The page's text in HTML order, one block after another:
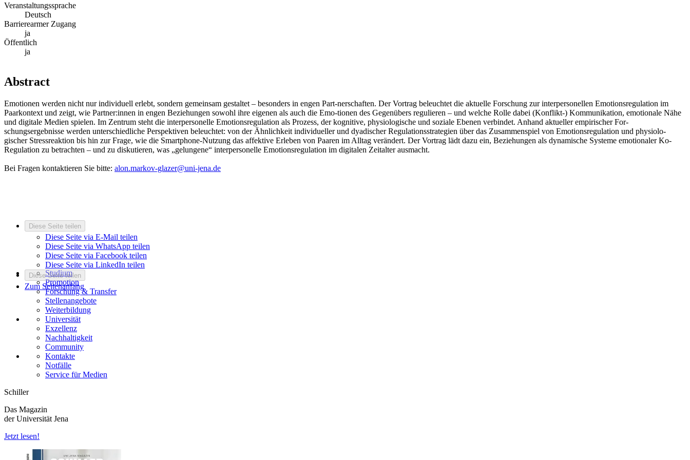
Veranstaltungssprache
Deutsch
Barrierearmer Zugang
ja
Öffentlich
ja
Abstract
Emotionen werden nicht nur individuell erlebt, sondern gemeinsam gestaltet – besonders in engen Part-nerschaften. Der Vortrag beleuchtet die aktuelle Forschung zur interpersonellen Emotionsregulation im
Paarkontext und zeigt, wie Partner:innen in engen Beziehungen sowohl ihre eigenen als auch die Emo-tionen des Gegenübers regulieren – und welche Rolle dabei (Konflikt-) Kommunikation, emotionale Nähe
und digitale Medien spielen. Im Zentrum steht die interpersonelle Emotionsregulation als Prozess, der kognitive, physiologische und soziale Ebenen verbindet. Anhand aktueller empirischer For-
schungsergebnisse werden unterschiedliche Perspektiven beleuchtet: von der Ähnlichkeit individueller und dyadischer Regulationsstrategien über das Zusammenspiel von Emotionsregulation und physiolo-
gischer Stressreaktion bis hin zur Frage, wie die Smartphone-Nutzung das affektive Erleben von Paaren im Alltag verändert. Der Vortrag lädt dazu ein, Beziehungen als dynamische Systeme emotionaler Ko-
Regulation zu betrachten – und zu diskutieren, was „gelungene“ interpersonelle Emotionsregulation im digitalen Zeitalter ausmacht.
Bei Fragen kontaktieren Sie bitte: alon.markov-glazer@uni-jena.de
Diese Seite teilen
Diese Seite via E-Mail teilen
Diese Seite via WhatsApp teilen
Diese Seite via Facebook teilen
Diese Seite via LinkedIn teilen
Diese Seite teilen
Zum Seitenanfang
Studium
Promotion
Forschung & Transfer
Stellenangebote
Weiterbildung
Universität
Exzellenz
Nachhaltigkeit
Community
Kontakte
Notfälle
Service für Medien
Schiller
Das Magazin
der Universität Jena
Jetzt lesen!